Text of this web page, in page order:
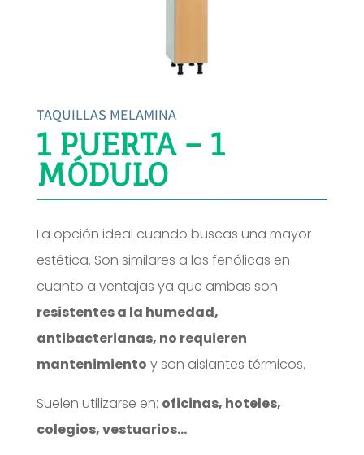
TAQUILLAS MELAMINA
1 PUERTA – 1
MÓDULO
La opción ideal cuando buscas una mayor
estética. Son similares a las fenólicas en
cuanto a ventajas ya que ambas son
resistentes a la humedad,
antibacterianas, no requieren
mantenimiento y son aislantes térmicos.
Suelen utilizarse en: oficinas, hoteles,
colegios, vestuarios…